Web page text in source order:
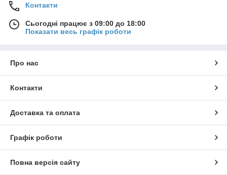
Контакти
Сьогодні працює з 09:00 до 18:00
Показати весь графік роботи
Про нас
Контакти
Доставка та оплата
Графік роботи
Повна версія сайту